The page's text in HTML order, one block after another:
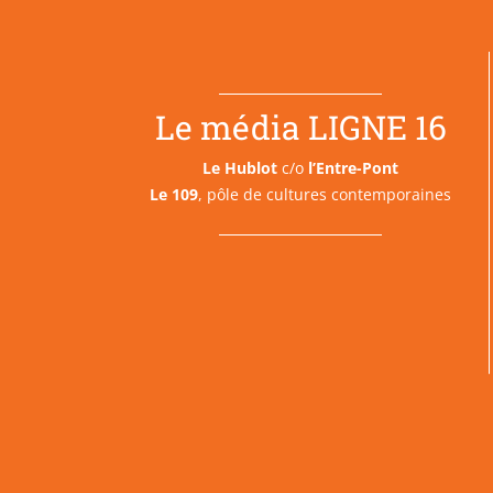
Le média LIGNE 16
Le Hublot c/o l’Entre-Pont
Le 109, pôle de cultures contemporaines